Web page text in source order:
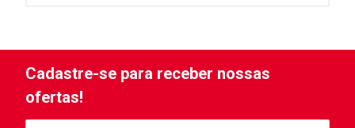
Cadastre-se para receber nossas
ofertas!